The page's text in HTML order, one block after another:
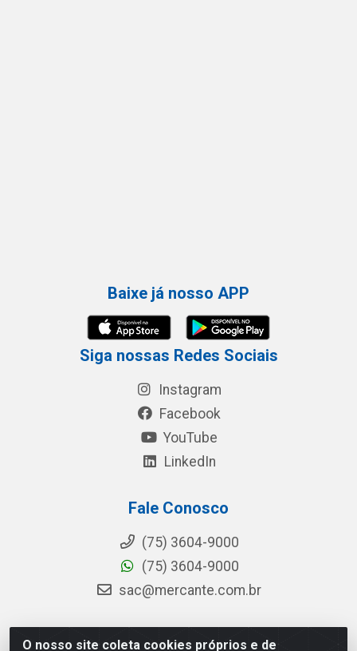
O nosso site coleta cookies próprios e de
Baixe já nosso APP
Siga nossas Redes Sociais
Instagram
Facebook
YouTube
LinkedIn
Fale Conosco
(75) 3604-9000
(75) 3604-9000
sac@mercante.com.br